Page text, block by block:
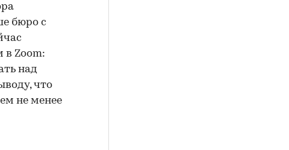
бюро с
Zoom:
над
что
не менее